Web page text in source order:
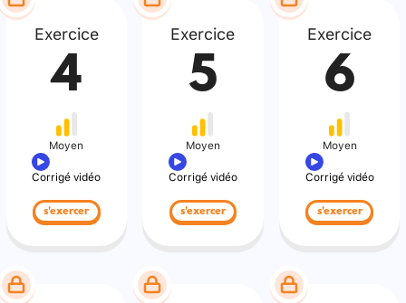
Exercice
4
Moyen
Corrigé vidéo
s'exercer
Exercice
5
Moyen
Corrigé vidéo
s'exercer
Exercice
6
Moyen
Corrigé vidéo
s'exercer